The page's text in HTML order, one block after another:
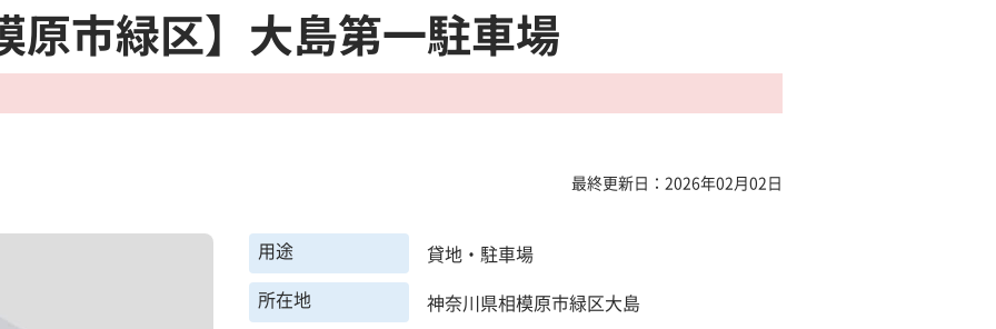
原市緑区】大島第一駐車場
最終更新日：2026年02月02日
用途
貸地・駐車場
所在地
神奈川県相模原市緑区大島